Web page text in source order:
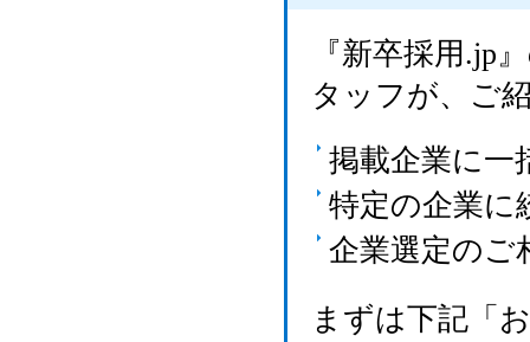
『新卒採用.jp
タッフが、ご
掲載企業に一
特定の企業に
企業選定のご
まずは下記「